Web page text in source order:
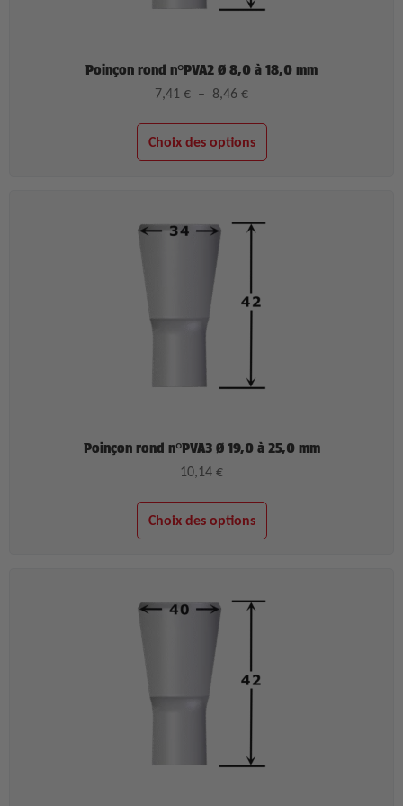
Poinçon rond n°PVA2 Ø 8,0 à 18,0 mm
7,41 € – 8,46 €
Choix des options
Poinçon rond n°PVA3 Ø 19,0 à 25,0 mm
10,14 €
Choix des options